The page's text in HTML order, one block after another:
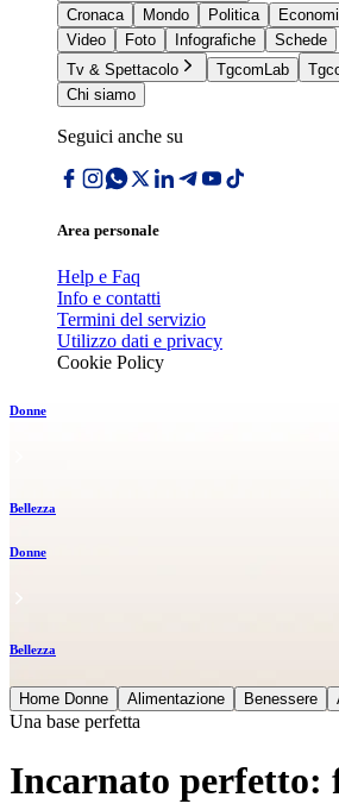
Cronaca
Mondo Politica
Video
Foto Infografiche
Schede
Tv & Spettacolo
TgcomLab
Chi siamo
Seguici anche su
Area personale
Help e Faq
Info e contatti
Termini del servizio
Utilizzo dati e privacy
Cookie Policy
Donne
Bellezza
Donne
Bellezza
Home Donne Alimentazione Benessere
Una base perfetta
Incarnato perfetto: